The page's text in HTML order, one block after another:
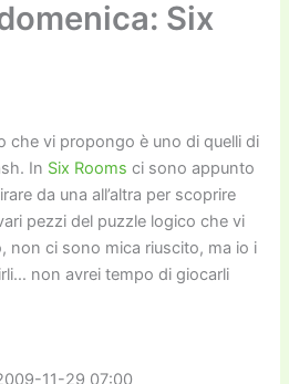
Six
che vi propongo è uno di quelli di
In Six Rooms ci sono appunto
da una all’altra per scoprire
pezzi del puzzle logico che vi
non ci sono mica riuscito, ma io i
non avrei tempo di giocarli
11-29 07:00